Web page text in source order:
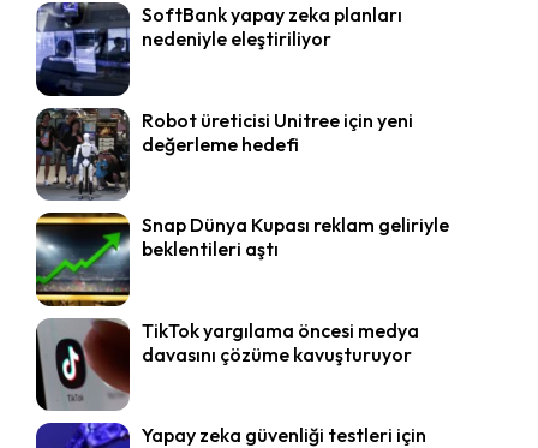
SoftBank yapay zeka planları
nedeniyle eleştiriliyor
Robot üreticisi Unitree için yeni
değerleme hedefi
Snap Dünya Kupası reklam geliriyle
beklentileri aştı
TikTok yargılama öncesi medya
davasını çözüme kavuşturuyor
Yapay zeka güvenliği testleri için